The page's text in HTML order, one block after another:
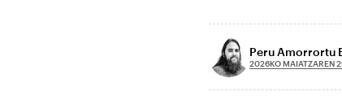
Peru Amorrortu
2026KO MAIATZAREN